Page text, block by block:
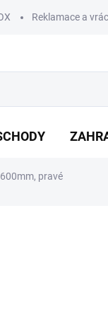
Reklamace a
pravé